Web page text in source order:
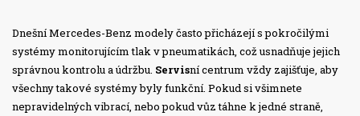
Dnešní Mercedes-Benz modely často přicházejí s pokročilými
systémy monitorujícím tlak v pneumatikách, což usnadňuje jejich
správnou kontrolu a údržbu. Servisní centrum vždy zajišťuje, aby
všechny takové systémy byly funkční. Pokud si všimnete
nepravidelných vibrací, nebo pokud vůz táhne k jedné straně,